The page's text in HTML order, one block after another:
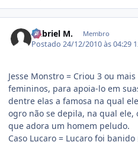
Gabriel M. Membro
Postado24/12/2010 às 04:29
Jesse Monstro = Criou 3 ou
femininos, para apoia-lo em
dentre elas a famosa na qual
ogro não se depila, na qual ele,
que adora um homem peludo.
Caso Lucaro = Lucaro foi